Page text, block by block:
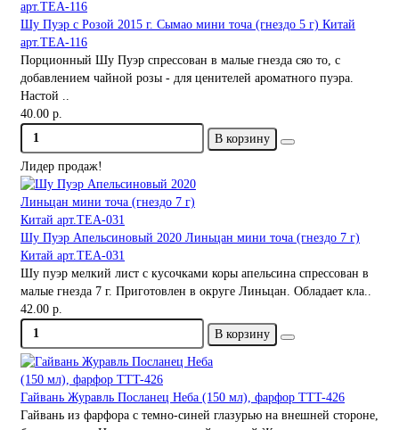
Шу Пуэр с Розой 2015 г. Сымао мини точа (гнездо 5 г) Китай
арт.TEA-116
Порционный Шу Пуэр спрессован в малые гнезда сяо то, с
добавлением чайной розы - для ценителей ароматного пуэра.
Настой ..
40.00 р.
В корзину
Лидер продаж!
Шу Пуэр Апельсиновый 2020 Линьцан мини точа (гнездо 7 г)
Китай арт.TEA-031
Шу пуэр мелкий лист с кусочками коры апельсина спрессован в
малые гнезда 7 г. Приготовлен в округе Линьцан. Обладает кла..
42.00 р.
В корзину
Гайвань Журавль Посланец Неба (150 мл), фарфор TTT-426
Гайвань из фарфора с темно-синей глазурью на внешней стороне,